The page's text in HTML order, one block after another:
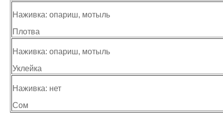
Наживка: опариш, мотыль
Плотва
Наживка: опариш, мотыль
Уклейка
Наживка: нет
Сом